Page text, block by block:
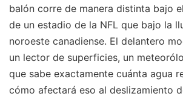
balón corre de manera distinta bajo
de un estadio de la NFL que bajo la
noroeste canadiense. El delantero
un lector de superficies, un
que sabe exactamente cuánta agua
cómo afectará eso al deslizamiento